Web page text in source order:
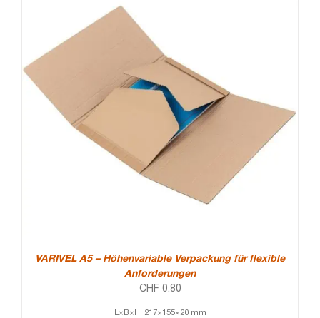
VARIVEL A5 – Höhenvariable Verpackung für flexible
Anforderungen
CHF 0.80
L×B×H: 217×155×20 mm